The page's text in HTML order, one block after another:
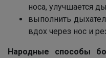
носа, улучшается
выполнить
вдох через нос и
Народные способы